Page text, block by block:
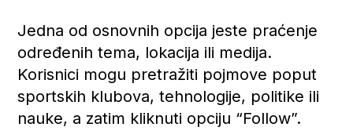
Jedna od osnovnih opcija jeste praćenje
određenih tema, lokacija ili medija.
Korisnici mogu pretražiti pojmove poput
sportskih klubova, tehnologije, politike ili
nauke, a zatim kliknuti opciju “Follow”.